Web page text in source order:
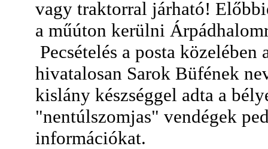
vagy traktorral járható!
a műúton kerülni
Pecsételés a posta
hivatalosan Sarok Büfének
kislány készséggel adta a
"nentúlszomjas" vendégek
információkat.